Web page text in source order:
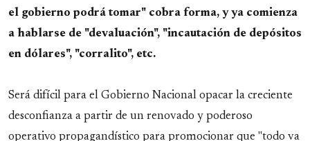
el gobierno podrá tomar" cobra forma, y ya comienza
a hablarse de "devaluación", "incautación de depósitos
en dólares", "corralito", etc.
Será difícil para el Gobierno Nacional opacar la creciente
desconfianza a partir de un renovado y poderoso
operativo propagandístico para promocionar que "todo va